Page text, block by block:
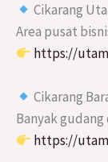
Cikarang
Area pusat
https://
Cikarang
Banyak
https://